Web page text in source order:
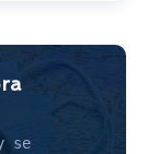
se